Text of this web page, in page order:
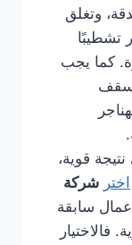
وتغلق
تشطيبًا
كما يجب
قوية،
اختر شركة
سابقة
فالاختيار